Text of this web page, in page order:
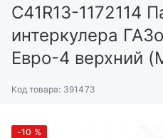
С41R13-1172114
интеркулера
Евро-4 верхний
Код товара: 391473
-10 %